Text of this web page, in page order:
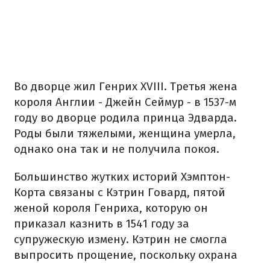
Во дворце жил Генрих XVIII. Третья жена
короля Англии - Джейн Сеймур - в 1537-м
году во дворце родила принца Эдварда.
Роды были тяжелыми, женщина умерла,
однако она так и не получила покоя.
Большинство жутких историй Хэмптон-
Корта связаны с Кэтрин Говард, пятой
женой короля Генриха, которую он
приказал казнить в 1541 году за
супружескую измену. Кэтрин не смогла
выпросить прощение, поскольку охрана